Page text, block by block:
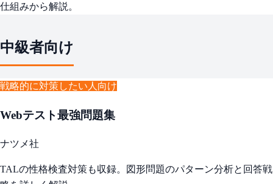
仕組みから解説。
中級者向け
戦略的に対策したい人向け
Webテスト最強問題集
ナツメ社
TALの性格検査対策も収録。図形問題のパターン分析と回答戦